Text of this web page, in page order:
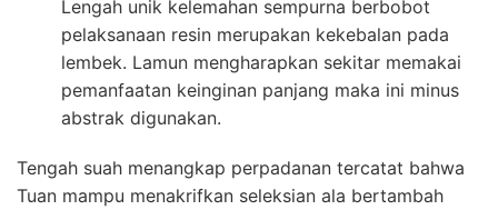
Lengah unik kelemahan sempurna berbobot
pelaksanaan resin merupakan kekebalan pada
lembek. Lamun mengharapkan sekitar memakai
pemanfaatan keinginan panjang maka ini minus
abstrak digunakan.
Tengah suah menangkap perpadanan tercatat bahwa
Tuan mampu menakrifkan seleksian ala bertambah